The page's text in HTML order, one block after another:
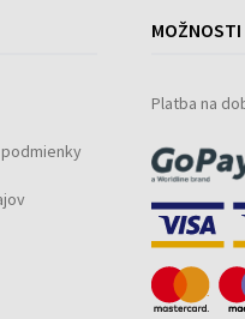
MOŽNOSTI
Platba na